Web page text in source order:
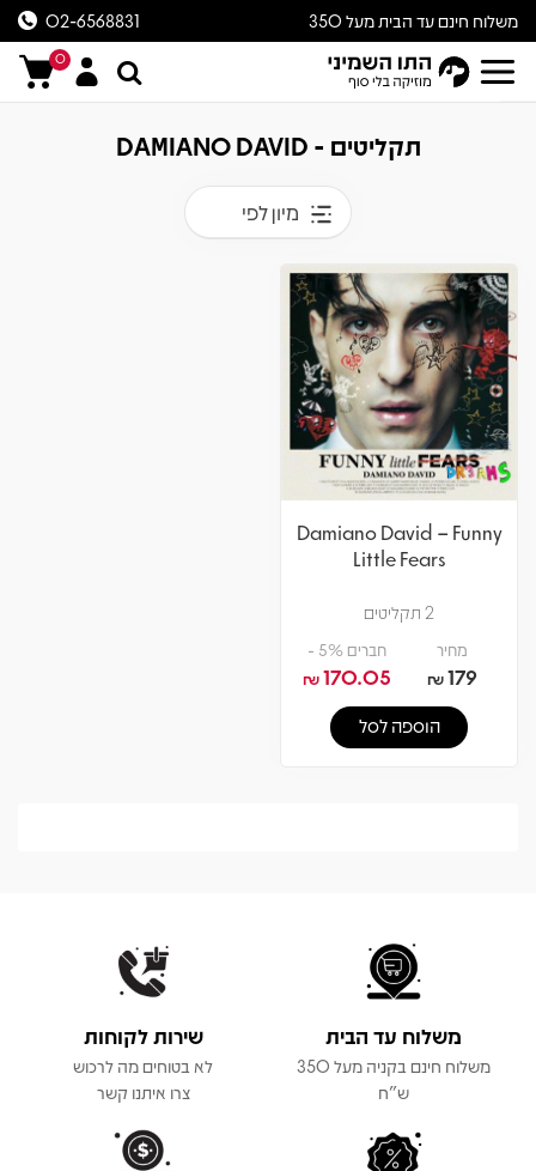
משלוח חינם עד הבית מעל 350
ש״ח
02-6568831
0
תקליטים - DAMIANO DAVID
מיון לפי
Damiano David – Funny
Little Fears
2 תקליטים
מחיר
179
₪
חברים 5% -
170.05
₪
הוספה לסל
משלוח עד הבית
משלוח חינם בקניה מעל 350
ש"ח
שירות לקוחות
לא בטוחים מה לרכוש
צרו איתנו קשר